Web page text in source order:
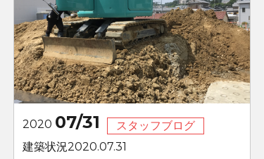
2020 07/31
スタッフブログ
建築状況2020.07.31